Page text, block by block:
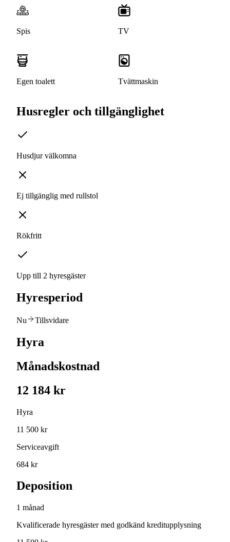
Spis TV
Egen toalett Tvättmaskin
Husregler och tillgänglighet
Husdjur välkomna
Ej tillgänglig med rullstol
Rökfritt
Upp till 2 hyresgäster
Hyresperiod
Nu Tillsvidare
Hyra
Månadskostnad
12 184 kr
Hyra
11 500 kr
Serviceavgift
684 kr
Deposition
1 månad
Kvalificerade hyresgäster med godkänd kreditupplysning